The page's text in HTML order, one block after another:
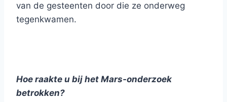
van de gesteenten door die ze onderweg
tegenkwamen.
Hoe raakte u bij het Mars-onderzoek
betrokken?